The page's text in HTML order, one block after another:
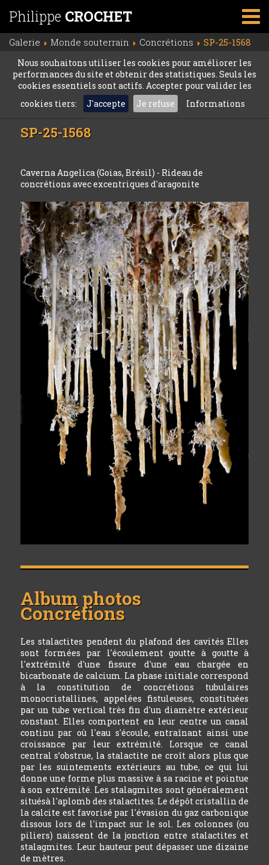
Philippe CROCHET
Galerie Monde souterrain Concrétions SP-25-1568
Nous souhaitons utiliser les cookies pour améliorer les
performances du site et obtenir des statistiques. Seuls les
cookies essentiels sont actifs. Accepter pour valider les
cookies tiers:
J'accepte Je refuse Informations
SP-25-1568
Caverna Angelica (Goias, Brésil) - Rideau de
concrétions avec excentriques d'aragonite
Album photos
Concrétions
Les stalactites pendent du plafond des cavités Elles
sont formées par l'écoulement goutte à goutte à
l'extrémité d'une fissure d'une eau chargée en
bicarbonate de calcium. La phase initiale correspond
à la constitution de concrétions tubulaires
monocristallines, appelées fistuleuses, constituées
par un tube vertical très fin d'un diamètre extérieur
constant. Elles comportent en leur centre un canal
continu par où l'eau s'écoule, entraînant ainsi une
croissance par leur extrémité. Lorsque ce canal
central s’obstrue, la stalactite ne croît alors plus que
par les suintements extérieurs au tube, ce qui lui
donne une forme plus massive à sa racine et pointue
à son extrémité. Les stalagmites sont généralement
situésà l'aplomb des stalactites. Le dépôt cristallin de
la calcite est favorisé par l'évasion du gaz carbonique
dissous lors de l'impact sur le sol. Les colonnes (ou
piliers) naissent de la jonction entre stalactites et
stalagmites. Leur hauteur peut dépasser une dizaine
de mètres.